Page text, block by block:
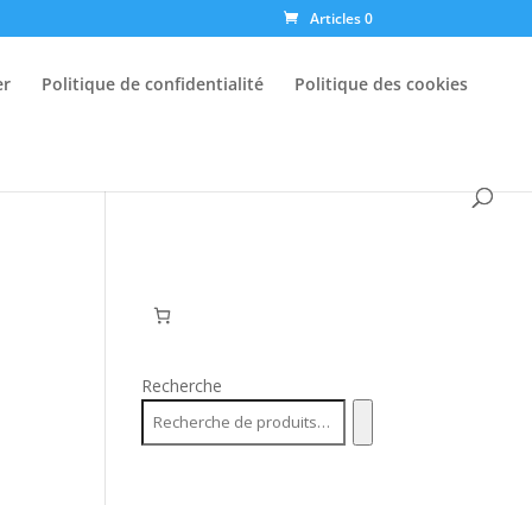
Articles 0
Politique de confidentialité Politique des cookies
Recherche